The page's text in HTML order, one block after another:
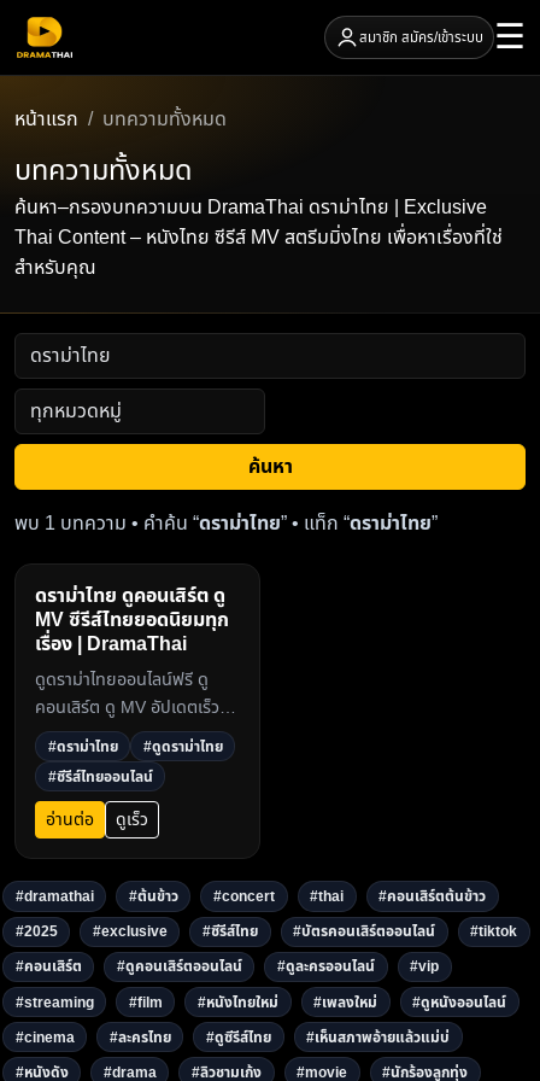
สมาชิก สมัคร/เข้าระบบ ☰
หน้าแรก บทความทั้งหมด
บทความทั้งหมด
ค้นหา–กรองบทความบน DramaThai ดราม่าไทย | Exclusive
Thai Content – หนังไทย ซีรีส์ MV สตรีมมิ่งไทย เพื่อหาเรื่องที่ใช่
สำหรับคุณ
ค้นหา
พบ 1 บทความ • คำค้น “ดราม่าไทย” • แท็ก “ดราม่าไทย”
ดราม่าไทย ดูคอนเสิร์ต ดู
MV ซีรีส์ไทยยอดนิยมทุก
เรื่อง | DramaThai
ดูดราม่าไทยออนไลน์ฟรี ดู
คอนเสิร์ต ดู MV อัปเดตเร็ว
ครบทุกตอน ภาพคมชัดระดับ
HD ไม่สะดุด ที่
dramathai.com ศูนย์รวม
ละครและซีรีส์ไทยยอดนิยมในปี
20253
#ดราม่าไทย
#ดูดราม่าไทย
#ซีรีส์ไทยออนไลน์
อ่านต่อ ดูเร็ว
#dramathai #ต้นข้าว #concert #thai
#คอนเสิร์ตต้นข้าว
#2025
#exclusive #ซีรีส์ไทย #บัตรคอนเสิร์ตออนไลน์
#tiktok
#คอนเสิร์ต
#ดูคอนเสิร์ตออนไลน์ #ดูละครออนไลน์
#vip
#streaming
#film #หนังไทยใหม่ #เพลงใหม่
#ดูหนังออนไลน์
#cinema
#ละครไทย #ดูซีรีส์ไทย
#เห็นสภาพอ้ายแล้วแม่บ่
#หนังดัง
#drama #ลิวชามเก้ง #movie #นักร้องลูกทุ่ง